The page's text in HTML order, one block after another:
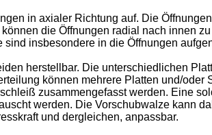
in axialer Richtung auf. Die
die Öffnungen radial nach innen
insbesondere in die Öffnungen
herstellbar. Die unterschiedlichen
können mehrere Platten und/
zusammengefasst werden. Eine
werden. Die Vorschubwalze kann
und dergleichen, anpassbar.